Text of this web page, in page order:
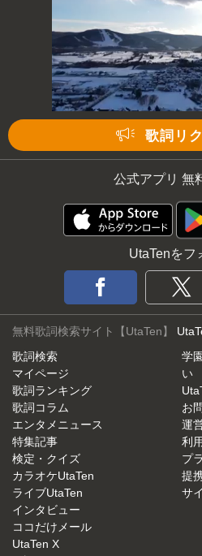
歌詞リ
公式アプリ 無
UtaTenをフ
無料歌詞検索サイト【UtaTen】
歌詞検索
マイページ
歌詞ランキング
歌詞コラム
エンタメニュース
特集記事
検定・クイズ
カラオケUtaTen
ライブUtaTen
インタビュー
ココだけメール
UtaTen X
学
い
お
運
利
プ
提
サ